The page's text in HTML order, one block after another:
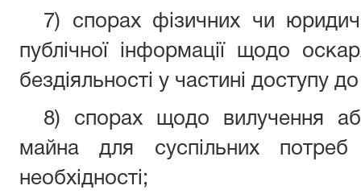
7) спорах фізичних чи
публічної інформації щодо
бездіяльності у частині доступу
8) спорах щодо вилучення
майна для суспільних
необхідності;